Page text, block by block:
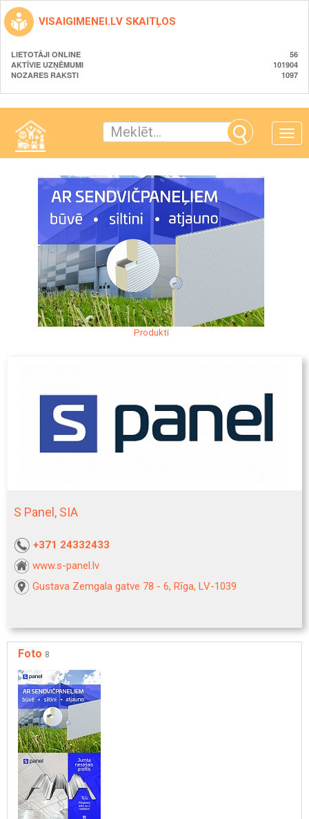
VISAIGIMENEI.LV SKAITĻOS
LIETOTĀJI ONLINE
56
AKTĪVIE UZŅĒMUMI
101904
NOZARES RAKSTI
1097
Toggle
Produkti
S Panel, SIA
+371 24332433
www.s-panel.lv
Gustava Zemgala gatve 78 - 6, Rīga, LV-1039
Foto 8